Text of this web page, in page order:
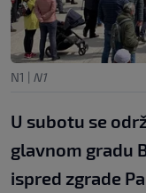
N1 | N1
U subotu se
glavnom gradu
ispred zgrade